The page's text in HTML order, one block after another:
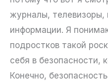
журналы, телевизоры,
информации. Я
подростков такой
себя в безопасности,
Конечно,